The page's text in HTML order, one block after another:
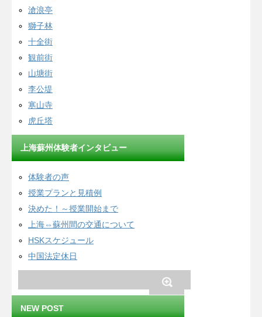
滄浪亭
獅子林
十全街
観前街
山塘街
李公堤
寒山寺
虎丘塔
上海蘇州体験者インタビュー
体験者の声
授業プランと見積例
決めた！～授業開始まで
上海⇔蘇州間の交通について
HSKスケジュール
中国法定休日
NEW POST